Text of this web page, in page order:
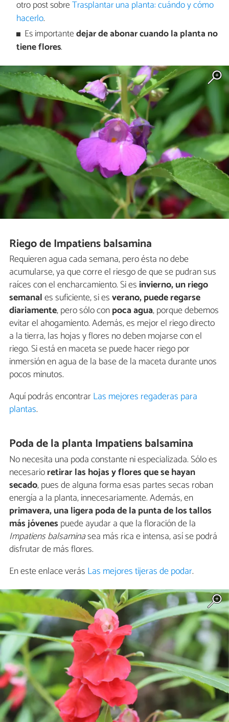
otro post sobreTrasplantar una planta: cuándo y cómo
hacerlo.
Es importantedejar de abonar cuando la planta no
tiene flores.
Riego de Impatiens balsamina
Requieren agua cada semana, pero ésta no debe
acumularse, ya que corre el riesgo de que se pudran sus
raíces con el encharcamiento. Si es invierno, un riego
semanales suficiente, si esverano, puede regarse
diariamente, pero sólo conpoca agua, porque debemos
evitar el ahogamiento. Además, es mejor el riego directo
a la tierra, las hojas y flores no deben mojarse con el
riego. Si está en maceta se puede hacer riego por
inmersión en agua de la base de la maceta durante unos
pocos minutos.
Aquí podrás encontrarLas mejores regaderas para
plantas.
Poda de la planta Impatiens balsamina
No necesita una poda constante ni especializada. Sólo es
necesarioretirar las hojas y flores que se hayan
secado, pues de alguna forma esas partes secas roban
energía a la planta, innecesariamente. Además, en
primavera, una ligera poda de la punta de los tallos
más jóvenes puede ayudar a que la floración de la
Impatiens balsaminasea más rica e intensa, así se podrá
disfrutar de más flores.
En este enlace verás Las mejores tijeras de podar.